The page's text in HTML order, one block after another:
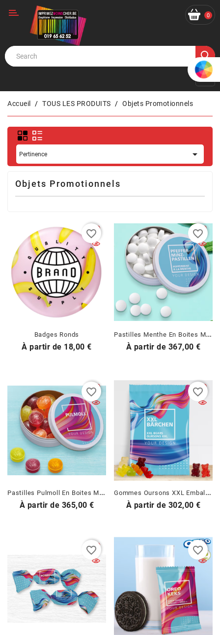
Catégorie
0
Accueil TOUS LES PRODUITS Objets Promotionnels
Pertinence 
Objets Promotionnels
Badges Ronds
À partir de Prix
18,00 €
favorite_border
P
Astilles Menthe En Boites Métalliques Personnalisées
À partir de Prix
367,00 €
favorite_border
P
Astilles Pulmoll En Boites Métal Personnalisées
À partir de Prix
365,00 €
favorite_border
G
Ommes Oursons XXL Emballages Recyclés
À partir de Prix
302,00 €
favorite_border
favorite_border favorite_border